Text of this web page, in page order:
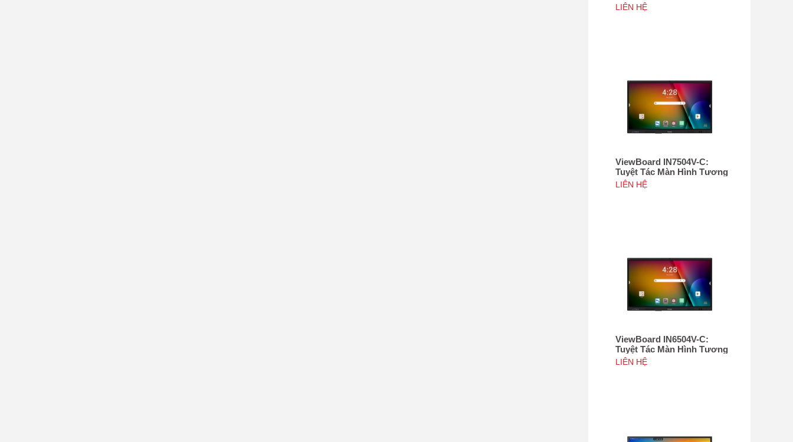
Tác 86", Tích hợp camera
4K độ phân giải 50MP, NFC
LIÊN HỆ
ViewBoard IN7504V-C:
Tuyệt Tác Màn Hình Tương
Tác 75", Tích hợp camera
4K độ phân giải 50MP, NFC
LIÊN HỆ
ViewBoard IN6504V-C:
Tuyệt Tác Màn Hình Tương
Tác 65inch, Tích hợp
camera 4K độ phân giải
LIÊN HỆ